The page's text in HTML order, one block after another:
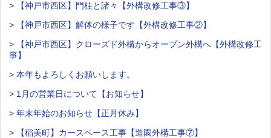
> 【神戸市西区】門柱と諸々【外構改修工事③】
> 【神戸市西区】解体の様子です【外構改修工事②】
> 【神戸市西区】クローズド外構からオープン外構へ【外構改修工
事】
> 本年もよろしくお願いします。
> 1月の営業日について【お知らせ】
> 年末年始のお知らせ【正月休み】
> 【稲美町】カースペース工事【造園外構工事⑦】